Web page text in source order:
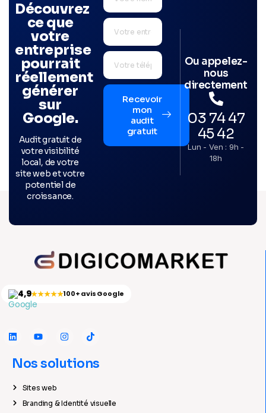
Découvrez
ce que
votre
entreprise
pourrait
réellement
générer
sur
Google.
Audit gratuit de
votre visibilité
local, de votre
site web et votre
potentiel de
croissance.
Recevoir
mon
audit
gratuit
Ou appelez-
nous
directement
03 74 47
45 42
Lun - Ven : 9h -
18h
4,9★★★★★100+ avis Google
Nos solutions
Sites web
Branding & Identité visuelle